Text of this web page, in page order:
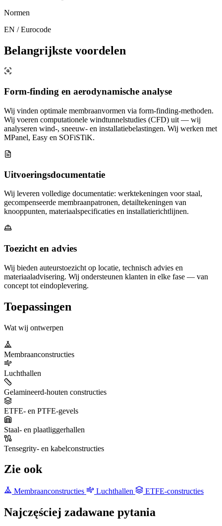
Normen
EN / Eurocode
Belangrijkste voordelen
Form-finding en aerodynamische analyse
Wij vinden optimale membraanvormen via form-finding-methoden.
Wij voeren computationele windtunnelstudies (CFD) uit — wij
analyseren wind-, sneeuw- en installatiebelastingen. Wij werken met
MPanel, Easy en SOFiSTiK.
Uitvoeringsdocumentatie
Wij leveren volledige documentatie: werktekeningen voor staal,
gecompenseerde membraanpatronen, detailtekeningen van
knooppunten, materiaalspecificaties en installatierichtlijnen.
Toezicht en advies
Wij bieden auteurstoezicht op locatie, technisch advies en
materiaaladvisering. Wij ondersteunen klanten in elke fase — van
concept tot eindoplevering.
Toepassingen
Wat wij ontwerpen
Membraanconstructies
Luchthallen
Gelamineerd-houten constructies
ETFE- en PTFE-gevels
Staal- en plaatliggerhallen
Tensegrity- en kabelconstructies
Zie ook
Membraanconstructies Luchthallen ETFE-constructies
Najczęściej zadawane pytania